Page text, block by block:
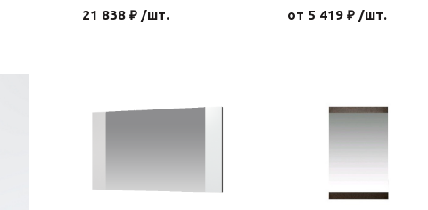
21 838 ₽ /шт. от 5 419 ₽ /шт.